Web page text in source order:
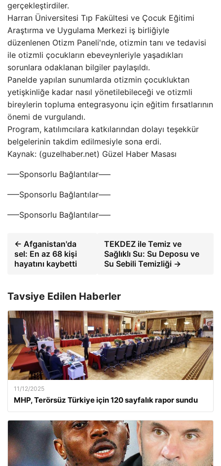
gerçekleştirdiler.
Harran Üniversitesi Tıp Fakültesi ve Çocuk Eğitimi
Araştırma ve Uygulama Merkezi iş birliğiyle
düzenlenen Otizm Paneli'nde, otizmin tanı ve tedavisi
ile otizmli çocukların ebeveynleriyle yaşadıkları
sorunlara odaklanan bilgiler paylaşıldı.
Panelde yapılan sunumlarda otizmin çocukluktan
yetişkinliğe kadar nasıl yönetilebileceği ve otizmli
bireylerin topluma entegrasyonu için eğitim fırsatlarının
önemi de vurgulandı.
Program, katılımcılara katkılarından dolayı teşekkür
belgelerinin takdim edilmesiyle sona erdi.
Kaynak: (guzelhaber.net) Güzel Haber Masası
—–Sponsorlu Bağlantılar—–
—–Sponsorlu Bağlantılar—–
—–Sponsorlu Bağlantılar—–
← Afganistan'da
sel: En az 68 kişi
hayatını kaybetti
TEKDEZ ile Temiz ve
Sağlıklı Su: Su Deposu ve
Su Sebili Temizliği →
Tavsiye Edilen Haberler
11/12/2025
MHP, Terörsüz Türkiye için 120 sayfalık rapor sundu